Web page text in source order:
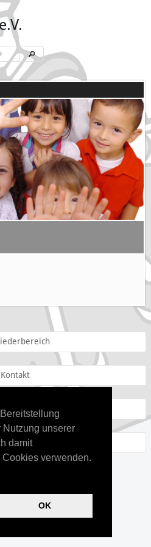
Nutzung unserer
damit
verwenden.
OK
Kontakt